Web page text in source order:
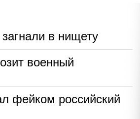
в нищету
военный
фейком российский